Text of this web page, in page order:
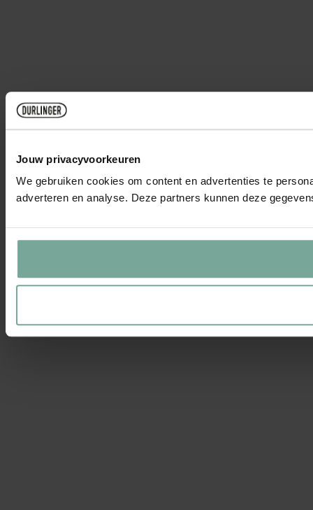
Jouw privacyvoorkeuren
We gebruiken cookies om content en advertenties te
adverteren en analyse. Deze partners kunnen deze